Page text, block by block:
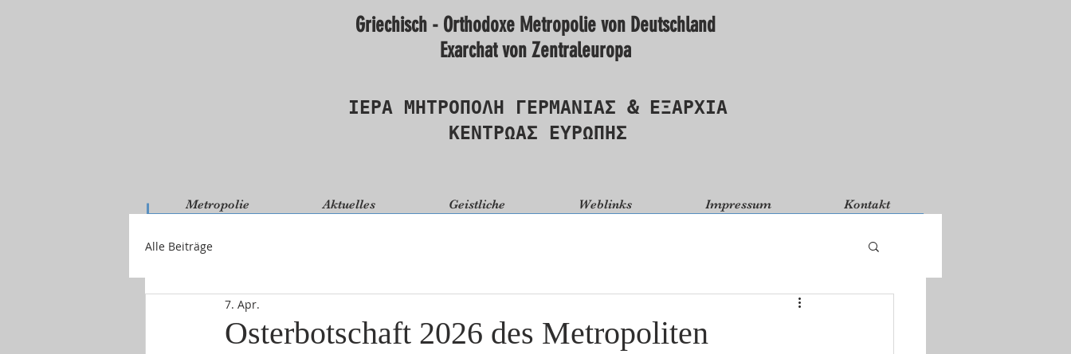
Griechisch - Orthodoxe Metropolie von Deutschland
Exarchat von Zentraleuropa
ΙΕΡΑ ΜΗΤΡΟΠΟΛΗ ΓΕΡΜΑΝΙΑΣ & ΕΞΑΡΧΙΑ
ΚΕΝΤΡΩΑΣ ΕΥΡΩΠΗΣ
Metropolie Aktuelles Geistliche Weblinks Impressum Kontakt
Alle Beiträge
Osterbotschaft 2026 des Metropoliten
7. Apr.